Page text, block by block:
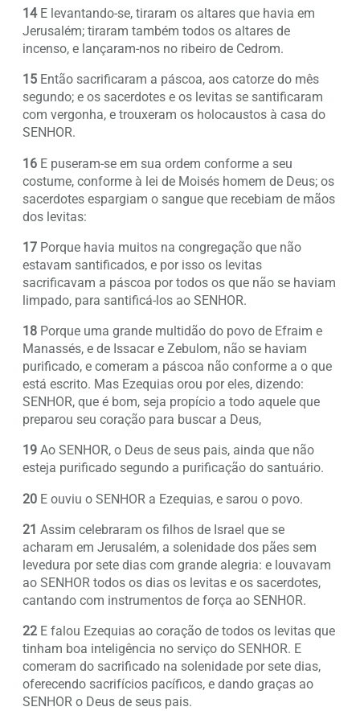
14E levantando-se, tiraram os altares que havia em
Jerusalém; tiraram também todos os altares de
incenso, e lançaram-nos no ribeiro de Cedrom.
15 Então sacrificaram a páscoa, aos catorze do mês
segundo; e os sacerdotes e os levitas se santificaram
com vergonha, e trouxeram os holocaustos à casa do
SENHOR.
16 E puseram-se em sua ordem conforme a seu
costume, conforme à lei de Moisés homem de Deus; os
sacerdotes espargiam o sangue que recebiam de mãos
dos levitas:
17 Porque havia muitos na congregação que não
estavam santificados, e por isso os levitas
sacrificavam a páscoa por todos os que não se haviam
limpado, para santificá-los ao SENHOR.
18 Porque uma grande multidão do povo de Efraim e
Manassés, e de Issacar e Zebulom, não se haviam
purificado, e comeram a páscoa não conforme a o que
está escrito. Mas Ezequias orou por eles, dizendo:
SENHOR, que é bom, seja propício a todo aquele que
preparou seu coração para buscar a Deus,
19 Ao SENHOR, o Deus de seus pais, ainda que não
esteja purificado segundo a purificação do santuário.
20 E ouviu o SENHOR a Ezequias, e sarou o povo.
21 Assim celebraram os filhos de Israel que se
acharam em Jerusalém, a solenidade dos pães sem
levedura por sete dias com grande alegria: e louvavam
ao SENHOR todos os dias os levitas e os sacerdotes,
cantando com instrumentos de força ao SENHOR.
22 E falou Ezequias ao coração de todos os levitas que
tinham boa inteligência no serviço do SENHOR. E
comeram do sacrificado na solenidade por sete dias,
oferecendo sacrifícios pacíficos, e dando graças ao
SENHOR o Deus de seus pais.